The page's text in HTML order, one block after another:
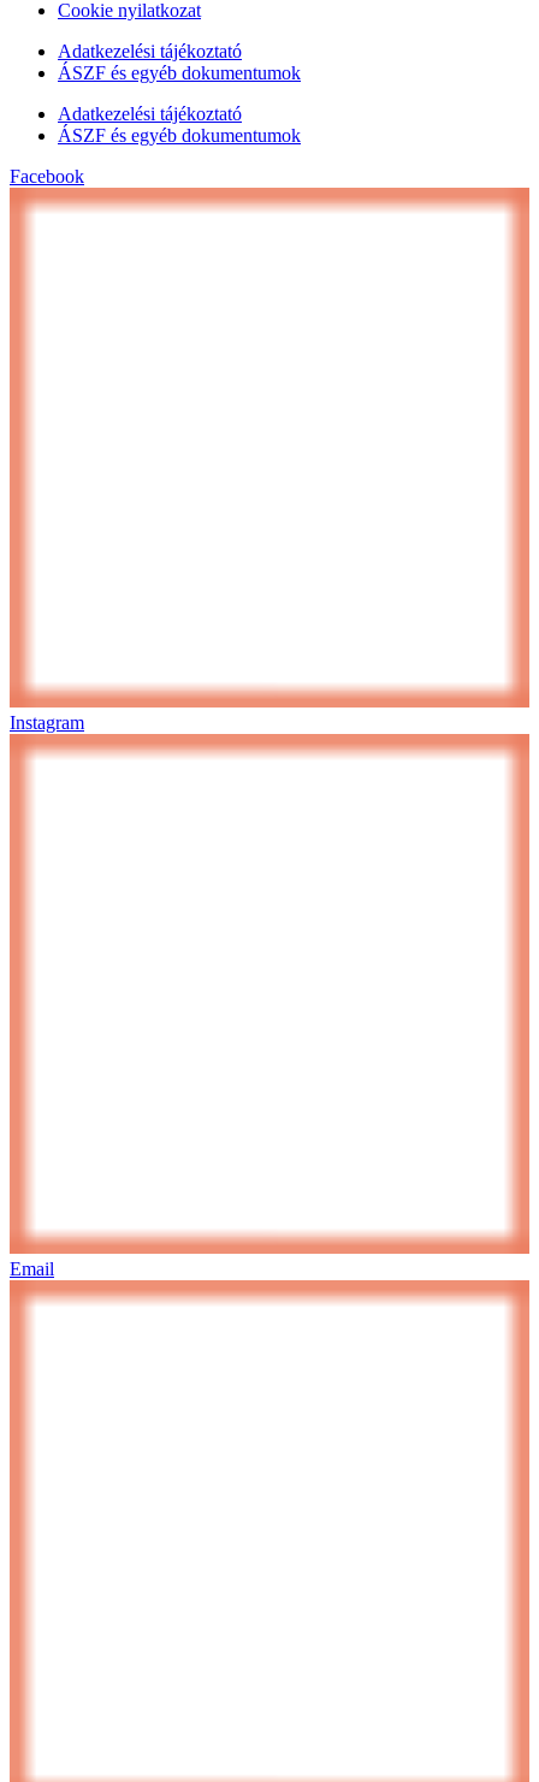
Cookie nyilatkozat
Adatkezelési tájékoztató
ÁSZF és egyéb dokumentumok
Adatkezelési tájékoztató
ÁSZF és egyéb dokumentumok
Facebook
Instagram
Email